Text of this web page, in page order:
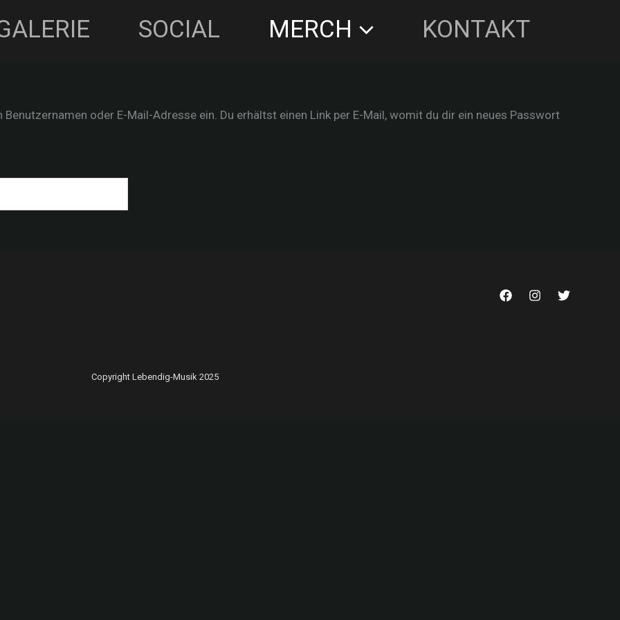
SOCIAL MERCH KONTAKT
oder E-Mail-Adresse ein. Du erhältst einen Link per E-Mail, womit du dir ein neues Passwort
Copyright Lebendig-Musik 2025